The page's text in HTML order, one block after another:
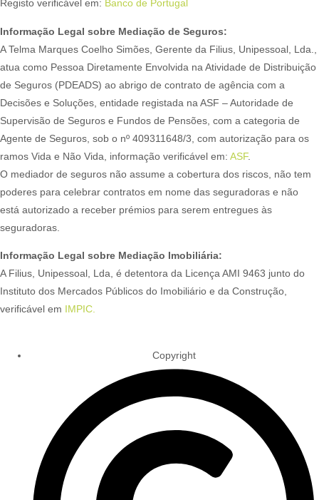
Registo verificável em: Banco de Portugal
Informação Legal sobre Mediação de Seguros:
A Telma Marques Coelho Simões, Gerente da Filius, Unipessoal, Lda.,
atua como Pessoa Diretamente Envolvida na Atividade de Distribuição
de Seguros (PDEADS) ao abrigo de contrato de agência com a
Decisões e Soluções, entidade registada na ASF – Autoridade de
Supervisão de Seguros e Fundos de Pensões, com a categoria de
Agente de Seguros, sob o nº 409311648/3, com autorização para os
ramos Vida e Não Vida, informação verificável em: ASF.
O mediador de seguros não assume a cobertura dos riscos, não tem
poderes para celebrar contratos em nome das seguradoras e não
está autorizado a receber prémios para serem entregues às
seguradoras.
Informação Legal sobre Mediação Imobiliária:
A Filius, Unipessoal, Lda, é detentora da Licença AMI 9463 junto do
Instituto dos Mercados Públicos do Imobiliário e da Construção,
verificável em IMPIC.
Copyright